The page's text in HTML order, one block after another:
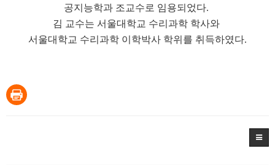
공지능학과 조교수로 임용되었다.
김 교수는 서울대학교 수리과학 학사와
서울대학교 수리과학 이학박사 학위를 취득하였다.